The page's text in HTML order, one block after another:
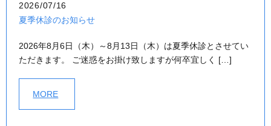
2026/07/16
夏季休診のお知らせ
2026年8月6日（木）～8月13日（木）は夏季休診とさせてい
ただきます。 ご迷惑をお掛け致しますが何卒宜しく […]
MORE